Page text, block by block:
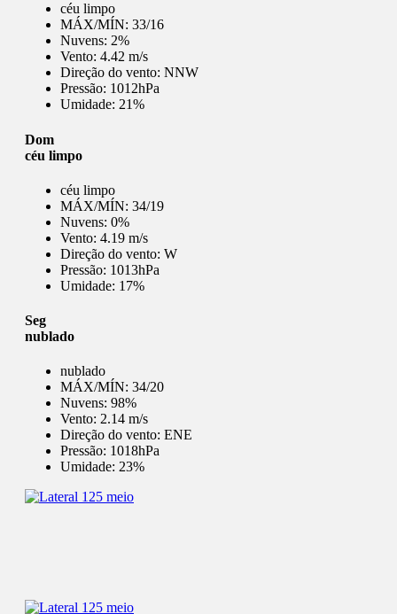
céu limpo
MÁX/MÍN: 33/16
Nuvens: 2%
Vento: 4.42 m/s
Direção do vento: NNW
Pressão: 1012hPa
Umidade: 21%
Dom
céu limpo
céu limpo
MÁX/MÍN: 34/19
Nuvens: 0%
Vento: 4.19 m/s
Direção do vento: W
Pressão: 1013hPa
Umidade: 17%
Seg
nublado
nublado
MÁX/MÍN: 34/20
Nuvens: 98%
Vento: 2.14 m/s
Direção do vento: ENE
Pressão: 1018hPa
Umidade: 23%